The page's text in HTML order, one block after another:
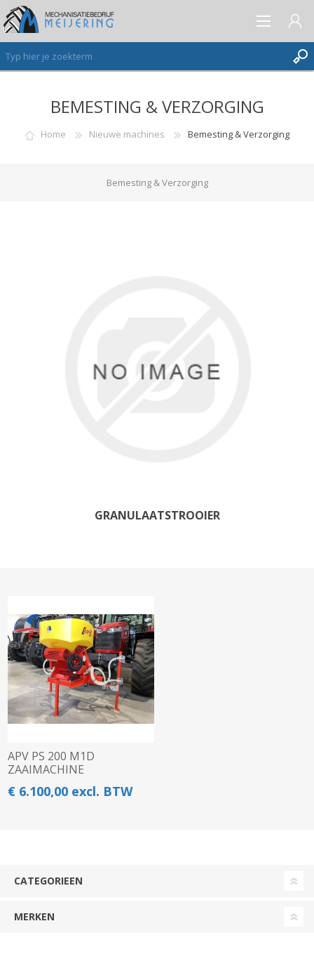
AANMELDEN ALS NIEUWE KLANT
INLOGGEN
BEMESTING & VERZORGING
Home Nieuwe machines Bemesting & Verzorging
Bemesting & Verzorging
GRANULAATSTROOIER
APV PS 200 M1D
ZAAIMACHINE
€ 6.100,00 excl. BTW
CATEGORIEEN
MERKEN